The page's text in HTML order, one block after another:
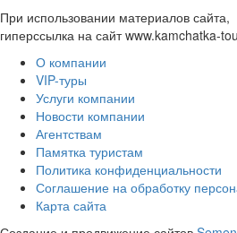
При использовании материалов сайта,
гиперссылка на сайт www.kamchatka-
О компании
VIP-туры
Услуги компании
Новости компании
Агентствам
Памятка туристам
Политика конфиденциальности
Соглашение на обработку
Карта сайта